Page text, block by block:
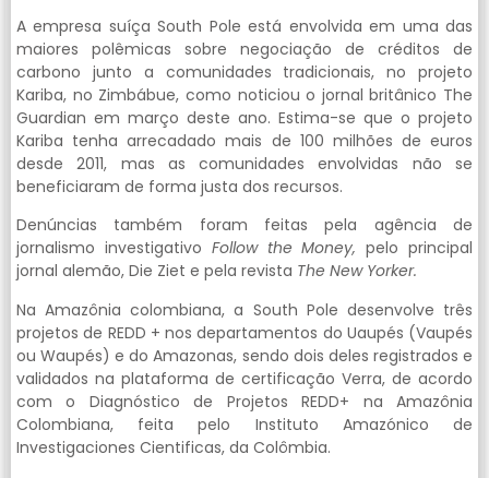
A empresa suíça South Pole está envolvida em uma das
maiores polêmicas sobre negociação de créditos de
carbono junto a comunidades tradicionais, no projeto
Kariba, no Zimbábue, como noticiou o jornal britânico The
Guardian em março deste ano. Estima-se que o projeto
Kariba tenha arrecadado mais de 100 milhões de euros
desde 2011, mas as comunidades envolvidas não se
beneficiaram de forma justa dos recursos.
Denúncias também foram feitas pela agência de
jornalismo investigativo Follow the Money, pelo principal
jornal alemão, Die Ziet e pela revista The New Yorker.
Na Amazônia colombiana, a South Pole desenvolve três
projetos de REDD + nos departamentos do Uaupés (Vaupés
ou Waupés) e do Amazonas, sendo dois deles registrados e
validados na plataforma de certificação Verra, de acordo
com o Diagnóstico de Projetos REDD+ na Amazônia
Colombiana, feita pelo Instituto Amazónico de
Investigaciones Cientificas, da Colômbia.